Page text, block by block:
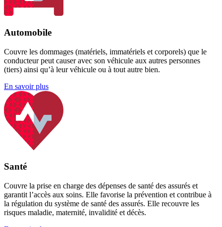
Automobile
Couvre les dommages (matériels, immatériels et corporels) que le
conducteur peut causer avec son véhicule aux autres personnes
(tiers) ainsi qu’à leur véhicule ou à tout autre bien.
En savoir plus
Santé
Couvre la prise en charge des dépenses de santé des assurés et
garantit l’accès aux soins. Elle favorise la prévention et contribue à
la régulation du système de santé des assurés. Elle recouvre les
risques maladie, maternité, invalidité et décès.